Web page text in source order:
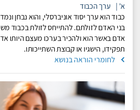
א' | ערך הכבוד
כבוד הוא ערך יסוד אוניברסלי, והוא נבחן
בני האדם לזולתם. להתייחס לזולת בכבוד
אדם באשר הוא ולהכיר בערכו מעצם היותו
תפקידו, הישגיו או קבוצת השתייכותו.
לחומרי הוראה בנושא